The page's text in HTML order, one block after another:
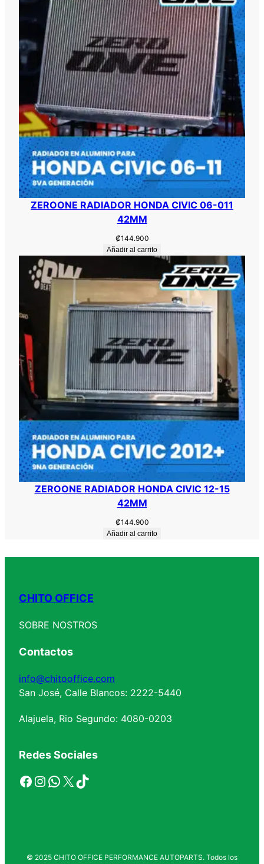
ZEROONE RADIADOR HONDA CIVIC 06-011
42MM
₡144.900
Añadir al carrito
ZEROONE RADIADOR HONDA CIVIC 12-15
42MM
₡144.900
Añadir al carrito
CHITO OFFICE
SOBRE NOSTROS
Contactos
info@chitooffice.com
San José, Calle Blancos: 2222-5440
Alajuela, Rio Segundo: 4080-0203
Redes Sociales
Facebook Instagram WhatsApp X TikTok
© 2025 CHITO OFFICE PERFORMANCE AUTOPARTS. Todos los